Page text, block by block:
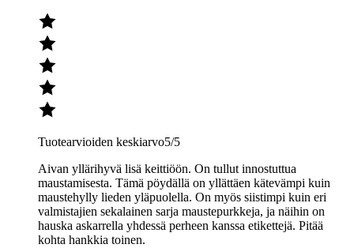
Tuotearvioiden keskiarvo5/5
Aivan yllärihyvä lisä keittiöön. On tullut innostuttua
maustamisesta. Tämä pöydällä on yllättäen kätevämpi kuin
maustehylly lieden yläpuolella. On myös siistimpi kuin eri
valmistajien sekalainen sarja maustepurkkeja, ja näihin on
hauska askarrella yhdessä perheen kanssa etikettejä. Pitää
kohta hankkia toinen.